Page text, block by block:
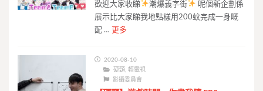
歡迎大家收睇 潮爆義字街
呢個新企劃係
展示比大家睇我地點樣用200蚊完成一身嘅
配 … 更多
2020-08-10
硬頸,輕電視
影攝委員會